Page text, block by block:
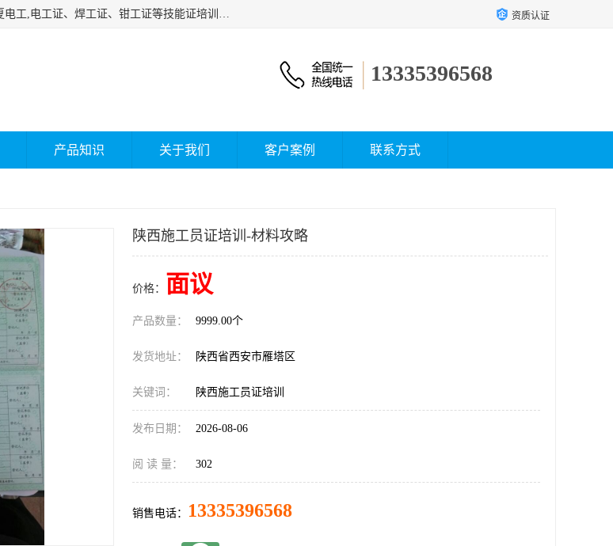
杰森教育专业提供电工证报名、安全员报名考试、特种作业操作证、操作证、宁夏电工,电工证、焊工证、钳工证等技能证培训课程。 资质认证
13335396568
产品知识 关于我们 客户案例 联系方式
陕西施工员证培训-材料攻略
价格： 面议
产品数量： 9999.00个
发货地址： 陕西省西安市雁塔区
关键词： 陕西施工员证培训
发布日期： 2026-08-06
阅 读 量： 302
销售电话： 13335396568